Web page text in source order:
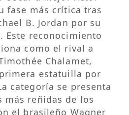
fase más crítica tras
B. Jordan por su
. Este reconocimiento
como el rival a
Chalamet,
estatuilla por
categoría se presenta
más reñidas de los
el brasileño Wagner